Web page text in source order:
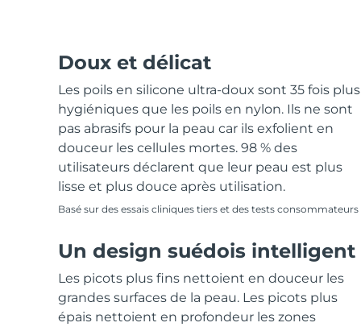
Doux et délicat
Les poils en silicone ultra-doux sont 35 fois plus
hygiéniques que les poils en nylon. Ils ne sont
pas abrasifs pour la peau car ils exfolient en
douceur les cellules mortes. 98 % des
utilisateurs déclarent que leur peau est plus
lisse et plus douce après utilisation.
Basé sur des essais cliniques tiers et des tests consommateurs
Un design suédois intelligent
Les picots plus fins nettoient en douceur les
grandes surfaces de la peau. Les picots plus
épais nettoient en profondeur les zones